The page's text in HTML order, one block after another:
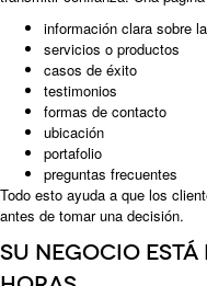
información clara sobre
servicios o productos
casos de éxito
testimonios
formas de contacto
ubicación
portafolio
preguntas frecuentes
Todo esto ayuda a que los
antes de tomar una decisión.
Su negocio